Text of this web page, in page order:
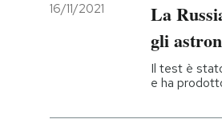
16/11/2021
La
gli
Il test è
e ha